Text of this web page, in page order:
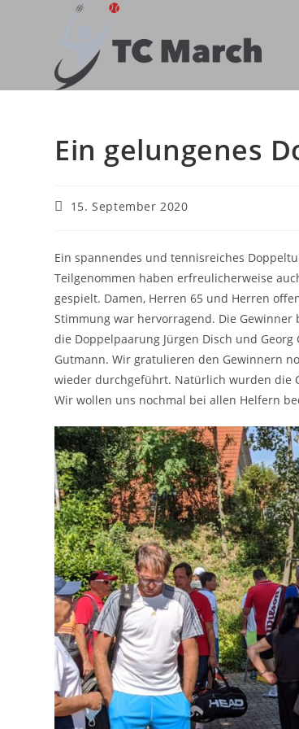
Ein gelungenes
Beitrag
15. September 2020
Ein spannendes und tennisreiches
Teilgenommen haben erfreulicherweise
gespielt. Damen, Herren 65 und Herren
Stimmung war hervorragend. Die
die Doppelpaarung Jürgen Disch und
Gutmann. Wir gratulieren den Gewinnern
wieder durchgeführt. Natürlich wurden die
Wir wollen uns nochmal bei allen Helfern